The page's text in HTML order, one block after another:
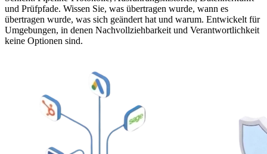
und Prüfpfade. Wissen Sie, was übertragen wurde, wann es
übertragen wurde, was sich geändert hat und warum. Entwickelt für
Umgebungen, in denen Nachvollziehbarkeit und Verantwortlichkeit
keine Optionen sind.